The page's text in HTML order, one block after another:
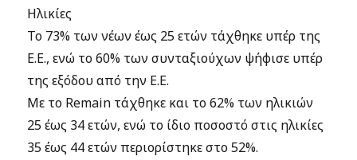
Ηλικίες
Το 73% των νέων έως 25 ετών τάχθηκε υπέρ της
Ε.Ε., ενώ το 60% των συνταξιούχων ψήφισε υπέρ
της εξόδου από την Ε.Ε.
Με το Remain τάχθηκε και το 62% των ηλικιών
25 έως 34 ετών, ενώ το ίδιο ποσοστό στις ηλικίες
35 έως 44 ετών περιορίστηκε στο 52%.